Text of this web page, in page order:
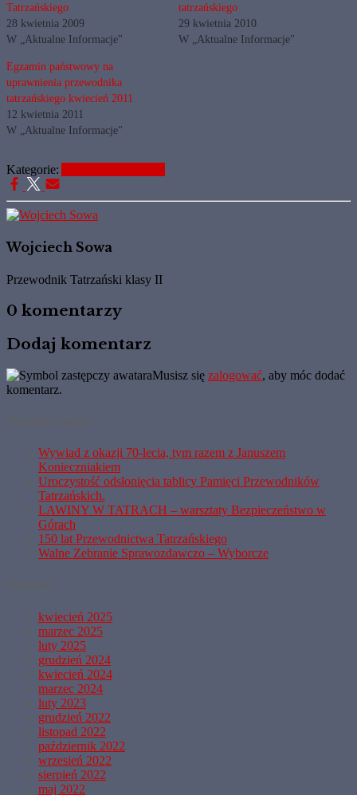
Tatrzańskiego
28 kwietnia 2009
W „Aktualne Informacje"
tatrzańskiego
29 kwietnia 2010
W „Aktualne Informacje"
Egzamin państwowy na
uprawnienia przewodnika
tatrzańskiego kwiecień 2011
12 kwietnia 2011
W „Aktualne Informacje"
Kategorie:
Wojciech Sowa
Przewodnik Tatrzański klasy II
0 komentarzy
Dodaj komentarz
Musisz się zalogować, aby móc dodać
komentarz.
Wywiad z okazji 70-lecia, tym razem z Januszem
Konieczniakiem
Uroczystość odsłonięcia tablicy Pamięci Przewodników
Tatrzańskich.
LAWINY W TATRACH – warsztaty Bezpieczeństwo w
Górach
150 lat Przewodnictwa Tatrzańskiego
Walne Zebranie Sprawozdawczo – Wyborcze
kwiecień 2025
marzec 2025
luty 2025
grudzień 2024
kwiecień 2024
marzec 2024
luty 2023
grudzień 2022
listopad 2022
październik 2022
wrzesień 2022
sierpień 2022
maj 2022